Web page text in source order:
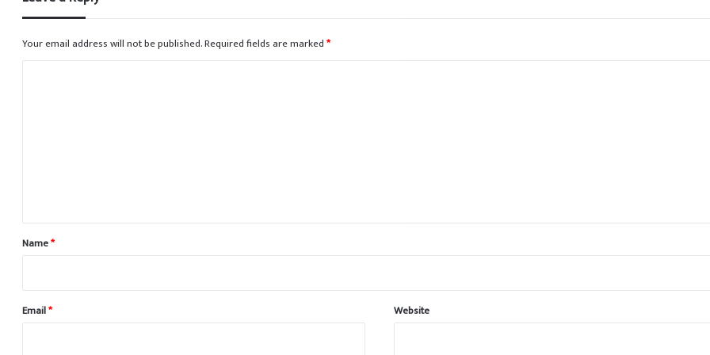
Your email address will not be published.Required fields are marked*
*
Name*
Email* Website